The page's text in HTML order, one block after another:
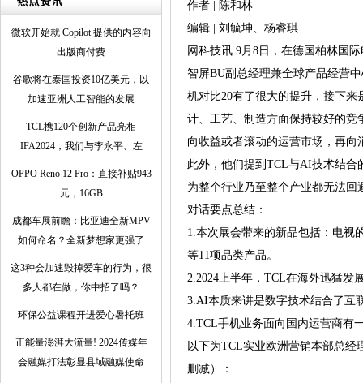
微软开始就 Copilot 提供的内容向
出版商付费
谷歌将在泰国投资10亿美元，以
加速亚洲人工智能的发展
TCL携120个创新产品亮相
IFA2024，我们与李永平、左
OPPO Reno 12 Pro：直接补贴943
元，16GB
成都车展前瞻：比亚迪全新MPV
如何命名？全新梦想家更强了
这3种会加速毁掉爱车的行为，很
多人都在做，你中招了吗？
环保公益课程开进爱心暑托班
正能量澎湃大流量! 2024传媒年
会融媒打法彰显县域融媒使命
作者 | 陈和林
编辑 | 刘毓坤、杨睿琪
网科技讯 9月8日，在德国柏林国
智屏BU副总经理兼全球产品经营
机对比20有了很大的提升，接下
计、工艺、制造方面保持较好的
向收益或者滚动的运营市场，再向
此外，他们提到TCL与AI技术结
为整个行业乃至整个产业都无法回
对话要点总结：
1.本次展会带来的新品包括：电视
等11项品类产品。
2.2024上半年，TCL在海外迅猛发
3.AI本质来讲是数字技术结合了互
4.TCL手机业务面向国内运营商有
以下为TCL实业欧洲营销本部总经
删减）：